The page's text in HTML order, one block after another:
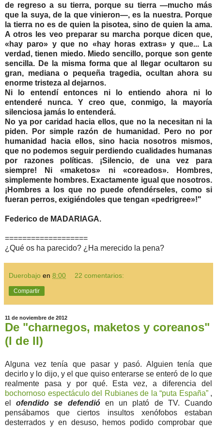
de regreso a su tierra, porque su tierra —mucho más
que la suya, de la que vinieron—, es la nuestra. Porque
la tierra no es de quien la pisotea, sino de quien la ama.
A otros les veo preparar su marcha porque dicen que,
«hay paro» y que no «hay horas extras» y que... La
verdad, tienen miedo. Miedo sencillo, porque son gente
sencilla. De la misma forma que al llegar ocultaron su
gran, mediana o pequeña tragedia, ocultan ahora su
enorme tristeza al dejarnos.
Ni lo entendí entonces ni lo entiendo ahora ni lo
entenderé nunca. Y creo que, conmigo, la mayoría
silenciosa jamás lo entenderá.
No ya por caridad hacia ellos, que no la necesitan ni la
piden. Por simple razón de humanidad. Pero no por
humanidad hacia ellos, sino hacia nosotros mismos,
que no podemos seguir perdiendo cualidades humanas
por razones políticas. ¡Silencio, de una vez para
siempre! Ni «maketos» ni «coreados». Hombres,
simplemente hombres. Exactamente igual que nosotros.
¡Hombres a los que no puede ofendérseles, como si
fueran perros, exigiéndoles que tengan «pedrigree»!"
Federico de MADARIAGA.
===================
¿Qué os ha parecido? ¿Ha merecido la pena?
Duerobajo en 8:00 22 comentarios:
Compartir
11 de noviembre de 2012
De "charnegos, maketos y coreanos"
(I de II)
Alguna vez tenía que pasar y pasó. Alguien tenía que
decirlo y lo dijo, y el que quiso enterarse se enteró de lo que
realmente pasa y por qué. Esta vez, a diferencia del
bochornoso espectáculo del Rubianes de la “puta España”,
elofendido se defendió
en un plató de TV. Cuando
pensábamos que ciertos insultos xenófobos estaban
desterrados y en desuso, hemos podido comprobar que